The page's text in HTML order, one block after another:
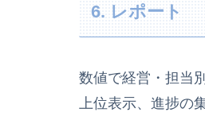
6. レポート
数値で経営・担当
上位表示、進捗の